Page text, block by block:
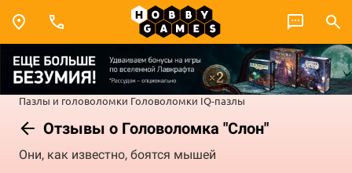
Пазлы и головоломки Головоломки IQ-пазлы
Отзывы о Головоломка "Слон"
Они, как известно, боятся мышей